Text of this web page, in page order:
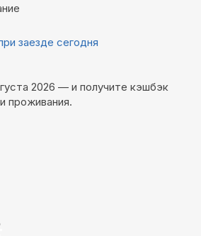
заезде сегодня
2026 — и получите кэшбэк
проживания.